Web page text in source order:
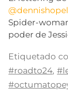
Spider-
poder de
Etiquetado
#roadto24,